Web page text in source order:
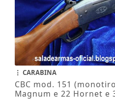
CARABINA
CBC mod. 151
Magnum e 22 Hornet e